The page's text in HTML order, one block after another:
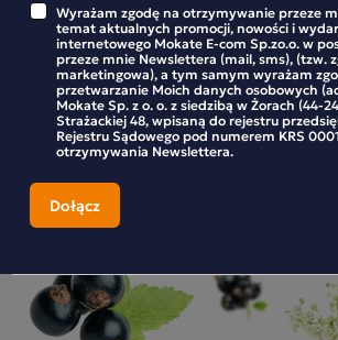
Wyrażam zgodę na otrzymywanie przeze
temat aktualnych promocji, nowości i
internetowego Mokate E-com Sp.zo.o. w
przeze mnie Newslettera (mail, sms), (tzw.
marketingowa), a tym samym wyrażam
przetwarzanie Moich danych osobowych
Mokate Sp. z o. o. z siedzibą w Żorach (44-
Strażackiej 48, wpisaną do rejestru
Rejestru Sądowego pod numerem KRS
otrzymywania Newslettera.